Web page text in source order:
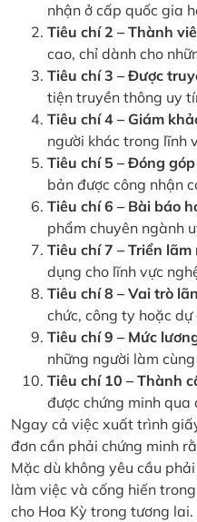
nhận ở cấp quốc gia
Tiêu chí 2 – Thành
cao, chỉ dành cho
Tiêu chí 3 – Được
tiện truyền thông uy
Tiêu chí 4 – Giám
người khác trong lĩnh
Tiêu chí 5 – Đóng
bản được công nhận
Tiêu chí 6 – Bài báo
phẩm chuyên ngành
Tiêu chí 7 – Triển
dụng cho lĩnh vực
Tiêu chí 8 – Vai trò
chức, công ty hoặc
Tiêu chí 9 – Mức
những người làm
Tiêu chí 10 – Thành
được chứng minh qua
Ngay cả việc xuất trình
đơn cần phải chứng minh
Mặc dù không yêu cầu
làm việc và cống hiến
cho Hoa Kỳ trong tương lai.